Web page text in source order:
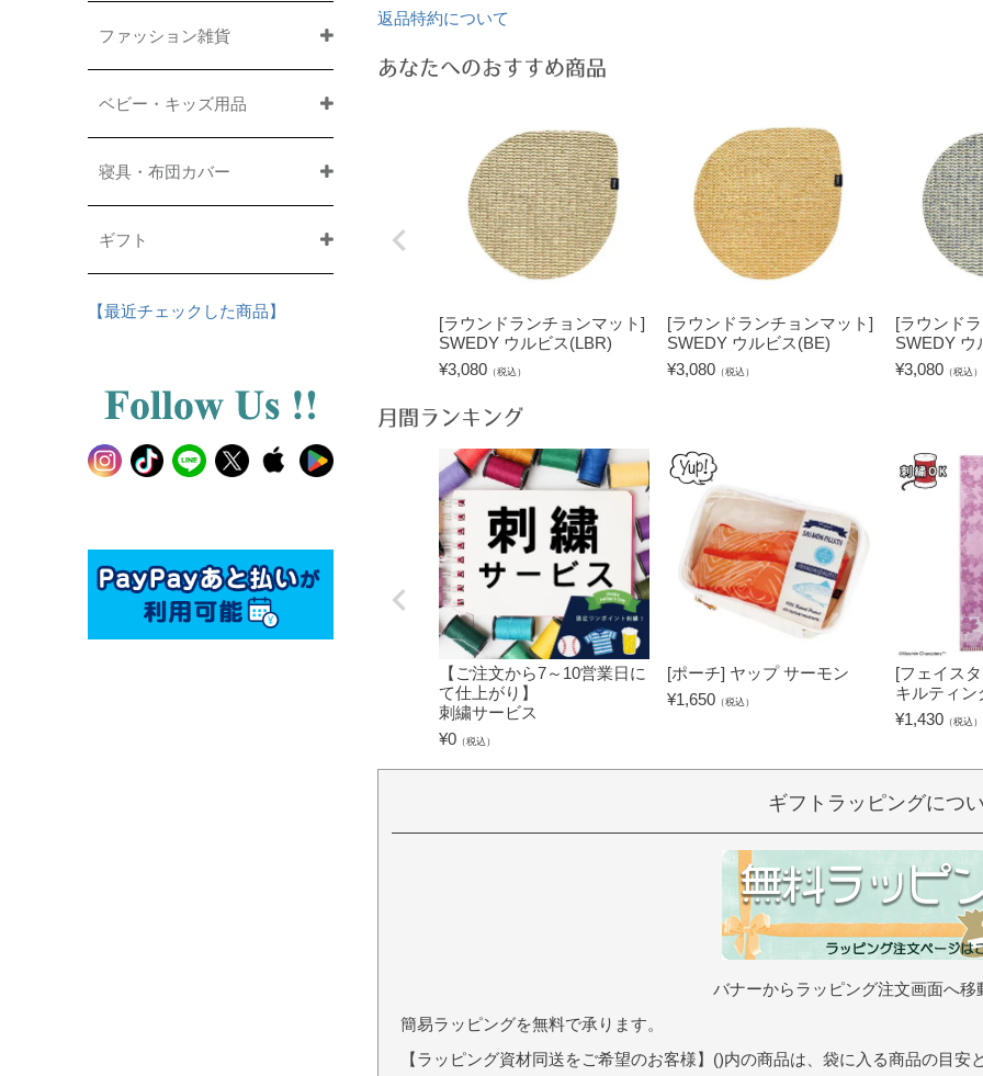
ファッション雑貨
ベビー・キッズ用品
寝具・布団カバー
ギフト
【最近チェックした商品】
返品特約について
あなたへのおすすめ商品
[ラウンドランチョンマット]
SWEDY ウルビス(LBR)
¥3,080 （税込）
[ラウンドランチョンマット]
SWEDY ウルビス(BE)
¥3,080 （税込）
[ラウンド
SWEDY ウ
¥3,080 （税込）
月間ランキング
【ご注文から7～10営業日に
て仕上がり】
刺繍サービス
¥0 （税込）
[ポーチ] ヤップ サーモン
¥1,650 （税込）
[フェイス
キルティン
¥1,430 （税込）
ギフトラッピングにつ
バナーからラッピング注文画面へ移
簡易ラッピングを無料で承ります。
【ラッピング資材同送をご希望のお客様】()内の商品は、袋に入る商品の目安